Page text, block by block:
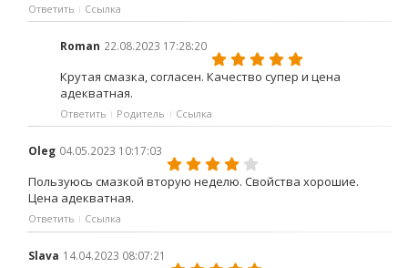
Ответить Ссылка
Roman 22.08.2023 17:28:20
Крутая смазка, согласен. Качество супер и цена
адекватная.
Ответить Родитель Ссылка
Oleg 04.05.2023 10:17:03
Пользуюсь смазкой вторую неделю. Свойства хорошие.
Цена адекватная.
Ответить Ссылка
Slava 14.04.2023 08:07:21